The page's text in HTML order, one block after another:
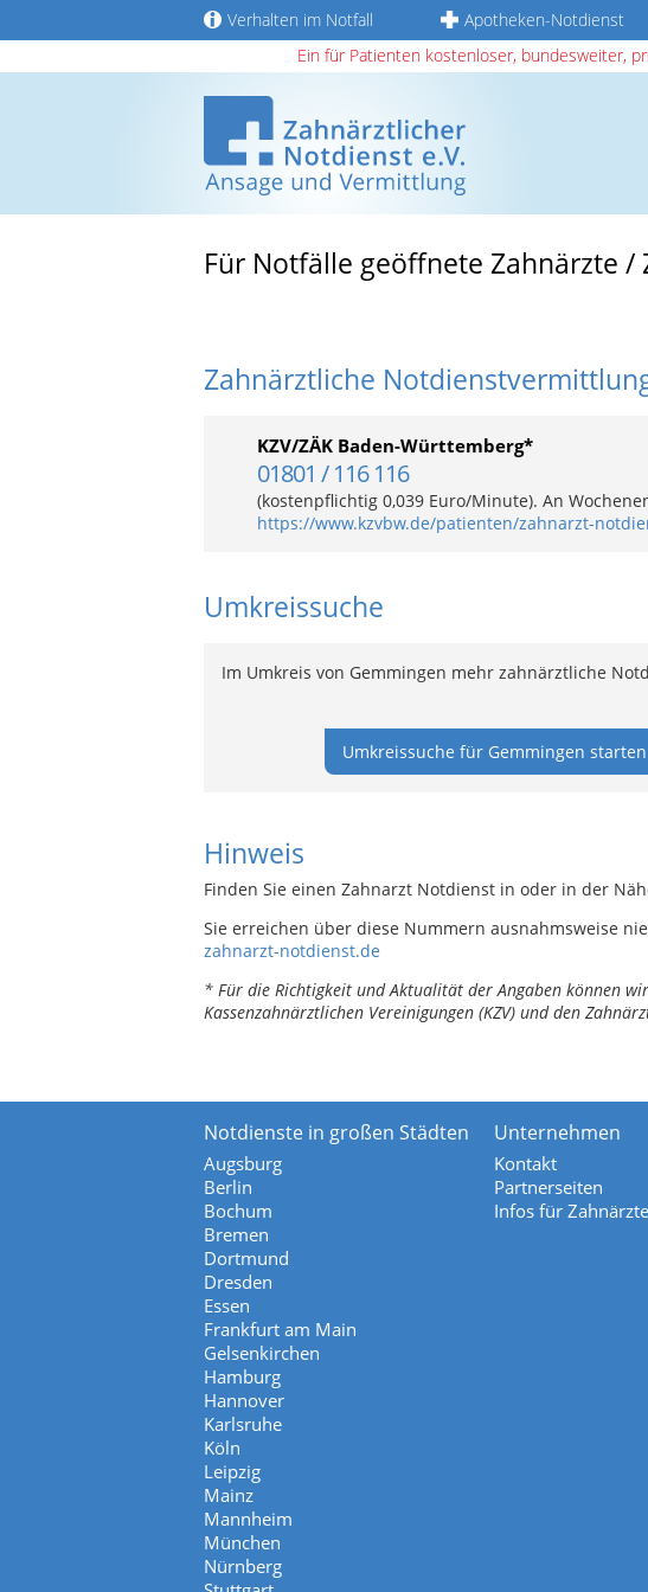
Verhalten im Notfall Apotheken-Notdienst
Ein für Patienten kostenloser, bundesweiter,
Für Notfälle geöffnete Zahnärzte
Zahnärztliche
KZV/ZÄK Baden-Württemberg*
01801 / 116 116
(kostenpflichtig 0,039 Euro/Minute). An
https://www.kzvbw.de/patienten/zahnarzt-
Umkreissuche
Im Umkreis von Gemmingen mehr zahnärztliche
Umkreissuche für Gemmingen starten
Hinweis
Finden Sie einen Zahnarzt Notdienst in oder in der
Sie erreichen über diese Nummern ausnahmsweise
zahnarzt-notdienst.de
* Für die Richtigkeit und Aktualität der Angaben können
Kassenzahnärztlichen Vereinigungen (KZV) und den
Notdienste in großen Städten
Augsburg
Berlin
Bochum
Bremen
Dortmund
Dresden
Essen
Frankfurt am Main
Gelsenkirchen
Hamburg
Hannover
Karlsruhe
Köln
Leipzig
Mainz
Mannheim
München
Nürnberg
Unternehmen
Kontakt
Partnerseiten
Infos für Zahnärzte